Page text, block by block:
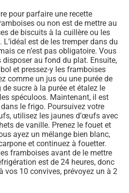
pour parfaire une recette
ou non est de mettre au
de biscuits à la cuillère ou les
est de les tremper dans du
ce n’est pas obligatoire. Vous
au fond du plat. Ensuite,
et pressez-y les framboises
comme un jus ou une purée de
sucre à la purée et étalez le
spéculoos. Maintenant, il est
le frigo. Poursuivez votre
utilisez les jaunes d’œufs avec
de vanille. Prenez le fouet et
ayez un mélange bien blanc,
et continuez à fouetter.
framboises avant de le mettre
est de 24 heures, donc
vos 10 convives, prévoyez un à 2